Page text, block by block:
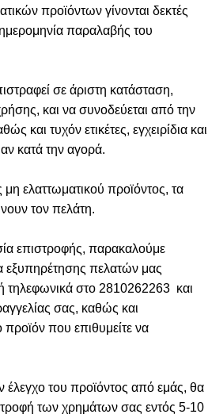
προϊόντων γίνονται δεκτές
παραλαβής του
σε άριστη κατάσταση,
και να συνοδεύεται από την
και τυχόν ετικέτες, εγχειρίδια και
κατά την αγορά.
ελαττωματικού προϊόντος, τα
τον πελάτη.
επιστροφής, παρακαλούμε
εξυπηρέτησης πελατών μας
τηλεφωνικά στο 2810262263 και
σας, καθώς και
προϊόν που επιθυμείτε να
έλεγχο του προϊόντος από εμάς, θα
των χρημάτων σας εντός 5-10